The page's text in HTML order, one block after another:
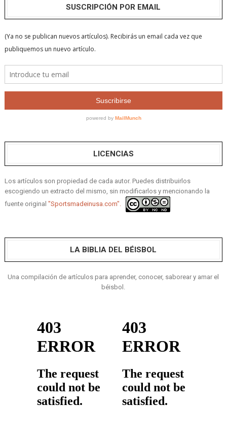
SUSCRIPCIÓN POR EMAIL
LICENCIAS
Los artículos son propiedad de cada autor. Puedes distribuirlos
escogiendo un extracto del mismo, sin modificarlos y mencionando la
fuente original "Sportsmadeinusa.com".
LA BIBLIA DEL BÉISBOL
Una compilación de artículos para aprender, conocer, saborear y amar el
béisbol.